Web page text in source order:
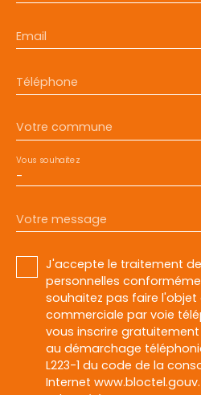
Email
Téléphone
Votre commune
-
Vous souhaitez
Votre message
J'accepte le traitement
personnelles
souhaitez pas faire
commerciale par voie
vous inscrire
au démarchage
L223-1 du code de la
Internet